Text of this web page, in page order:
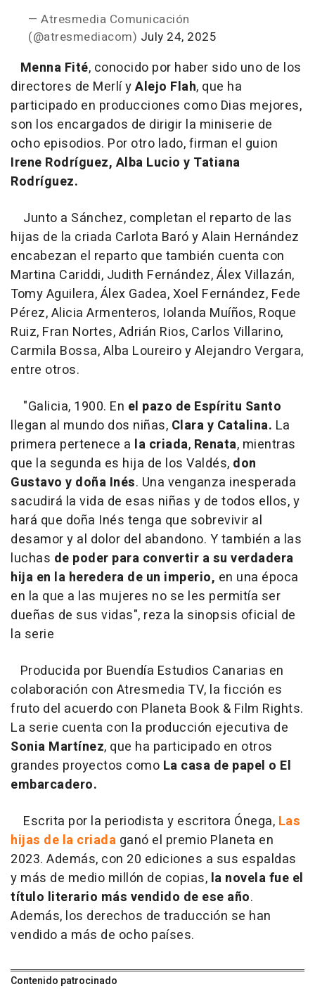
— Atresmedia Comunicación
(@atresmediacom) July 24, 2025
Menna Fité, conocido por haber sido uno de los
directores de Merlí yAlejo Flah, que ha
participado en producciones como Dias mejores,
son los encargados de dirigir la miniserie de
ocho episodios. Por otro lado, firman el guion
Irene Rodríguez, Alba Lucio y Tatiana
Rodríguez.
Junto a Sánchez, completan el reparto de las
hijas de la criada Carlota Baró y Alain Hernández
encabezan el reparto que también cuenta con
Martina Cariddi, Judith Fernández, Álex Villazán,
Tomy Aguilera, Álex Gadea, Xoel Fernández, Fede
Pérez, Alicia Armenteros, Iolanda Muíños, Roque
Ruiz, Fran Nortes, Adrián Rios, Carlos Villarino,
Carmila Bossa, Alba Loureiro y Alejandro Vergara,
entre otros.
"Galicia, 1900. En el pazo de Espíritu Santo
llegan al mundo dos niñas, Clara y Catalina. La
primera pertenece a la criada, Renata, mientras
que la segunda es hija de los Valdés, don
Gustavo y doña Inés. Una venganza inesperada
sacudirá la vida de esas niñas y de todos ellos, y
hará que doña Inés tenga que sobrevivir al
desamor y al dolor del abandono. Y también a las
luchas de poder para convertir a su verdadera
hija en la heredera de un imperio, en una época
en la que a las mujeres no se les permitía ser
dueñas de sus vidas", reza la sinopsis oficial de
la serie
Producida por Buendía Estudios Canarias en
colaboración con Atresmedia TV, la ficción es
fruto del acuerdo con Planeta Book & Film Rights.
La serie cuenta con la producción ejecutiva de
Sonia Martínez, que ha participado en otros
grandes proyectos como La casa de papel o El
embarcadero.
Escrita por la periodista y escritora Ónega, Las
hijas de la criada ganó el premio Planeta en
2023. Además, con 20 ediciones a sus espaldas
y más de medio millón de copias, la novela fue el
título literario más vendido de ese año.
Además, los derechos de traducción se han
vendido a más de ocho países.
Contenido patrocinado